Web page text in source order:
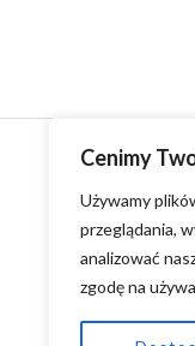
Cenimy
Używamy
przeglądania,
analizować
zgodę na